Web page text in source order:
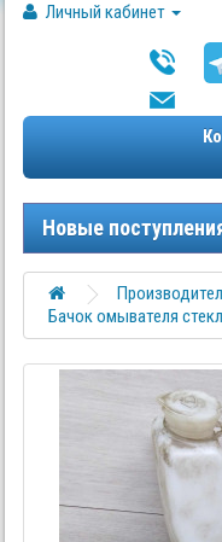
Личный кабинет
Новые
Бачок омывателя